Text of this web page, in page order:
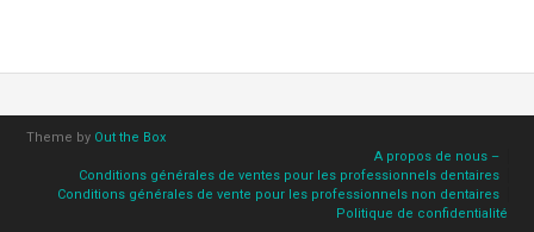
Theme by Out the Box
A propos de nous –
Conditions générales de ventes pour les professionnels dentaires
Conditions générales de vente pour les professionnels non dentaires
Politique de confidentialité